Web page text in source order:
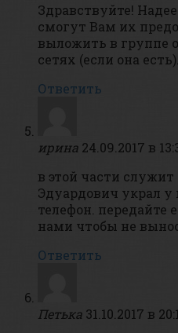
Здравствуйте!
смогут Вам их
выложить в группе
сетях (если она есть).
Ответить
ирина 24.09.2017 в
в этой части
Эдуардович украл у
телефон. передайте
нами чтобы не
Ответить
Петька 31.10.2017 в